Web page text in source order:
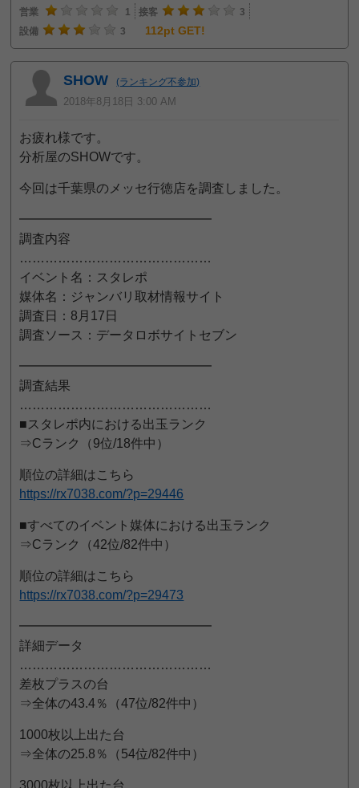
営業 1 接客
3
設備
3 112pt GET!
SHOW (ランキング不参加)
2018年8月18日 3:00 AM
お疲れ様です。
分析屋のSHOWです。
今回は千葉県のメッセ行徳店を調査しました。
━━━━━━━━━━━━━━━
調査内容
………………………………………
イベント名：スタレポ
媒体名：ジャンバリ取材情報サイト
調査日：8月17日
調査ソース：データロボサイトセブン
━━━━━━━━━━━━━━━
調査結果
………………………………………
■スタレポ内における出玉ランク
⇒Cランク（9位/18件中）
順位の詳細はこちら
https://rx7038.com/?p=29446
■すべてのイベント媒体における出玉ランク
⇒Cランク（42位/82件中）
順位の詳細はこちら
https://rx7038.com/?p=29473
━━━━━━━━━━━━━━━
詳細データ
………………………………………
差枚プラスの台
⇒全体の43.4％（47位/82件中）
1000枚以上出た台
⇒全体の25.8％（54位/82件中）
3000枚以上出た台